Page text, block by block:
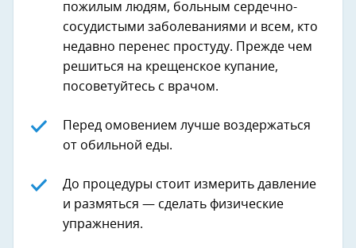
пожилым людям, больным сердечно-
сосудистыми заболеваниями и всем, кто
недавно перенес простуду. Прежде чем
решиться на крещенское купание,
посоветуйтесь с врачом.
Перед омовением лучше воздержаться
от обильной еды.
До процедуры стоит измерить давление
и размяться — сделать физические
упражнения.